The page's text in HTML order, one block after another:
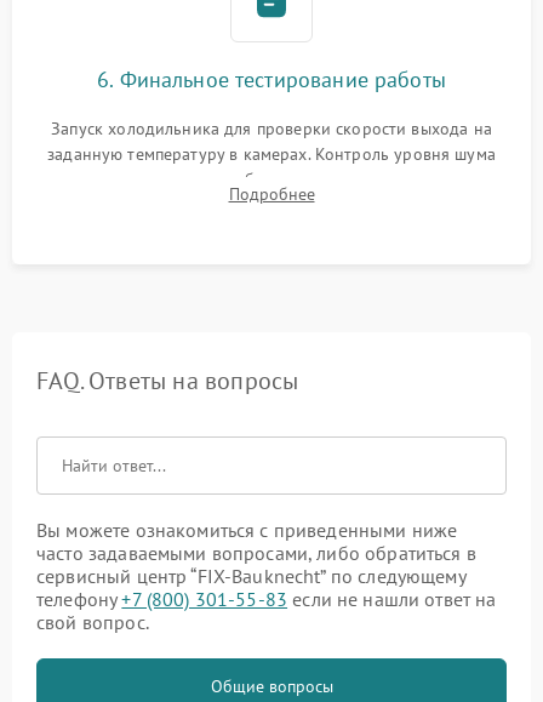
6. Финальное тестирование работы
Запуск холодильника для проверки скорости выхода на
заданную температуру в камерах. Контроль уровня шума
компрессора, отсутствия обмерзания стенок и корректного
срабатывания системы автоматической оттайки.
Подробнее
FAQ. Ответы на вопросы
Вы можете ознакомиться с приведенными ниже
часто задаваемыми вопросами, либо обратиться в
сервисный центр “FIX-Bauknecht” по следующему
телефону+7 (800) 301-55-83 если не нашли ответ на
свой вопрос.
Общие вопросы